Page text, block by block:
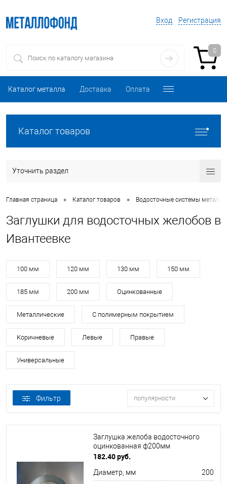
Вход Регистрация
0
Каталог металла Доставка Оплата
Каталог товаров
Уточнить раздел
Главная страница • Каталог товаров • Водосточные системы
Заглушки для водосточных желобов в
Ивантеевке
100 мм 120 мм 130 мм 150 мм
185 мм 200 мм Оцинкованные
Металлические С полимерным покрытием
Коричневые Левые Правые
Универсальные
Фильтр популярности
Заглушка желоба водосточного
оцинкованная ф200мм
182.40 руб.
Диаметр, мм 200